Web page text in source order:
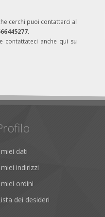
cerchi puoi contattarci al
contattateci anche qui su
dati
miei indirizzi
ordini
dei desideri